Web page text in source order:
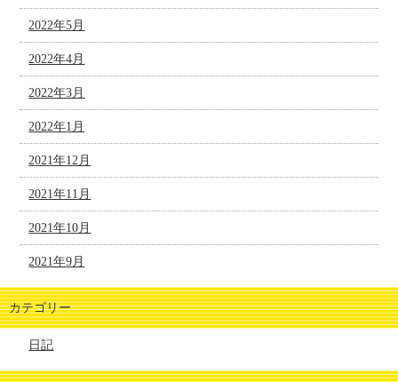
2022年5月
2022年4月
2022年3月
2022年1月
2021年12月
2021年11月
2021年10月
2021年9月
カテゴリー
日記